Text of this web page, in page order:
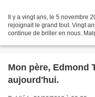
Il y a vingt ans, le 5 novembre
rejoignait le grand tout. Vingt
continue de briller en nous.
Mon père, Edmond
aujourd'hui.